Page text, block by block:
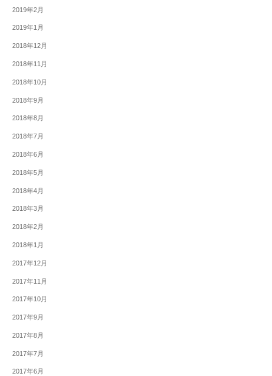
2019年2月
2019年1月
2018年12月
2018年11月
2018年10月
2018年9月
2018年8月
2018年7月
2018年6月
2018年5月
2018年4月
2018年3月
2018年2月
2018年1月
2017年12月
2017年11月
2017年10月
2017年9月
2017年8月
2017年7月
2017年6月